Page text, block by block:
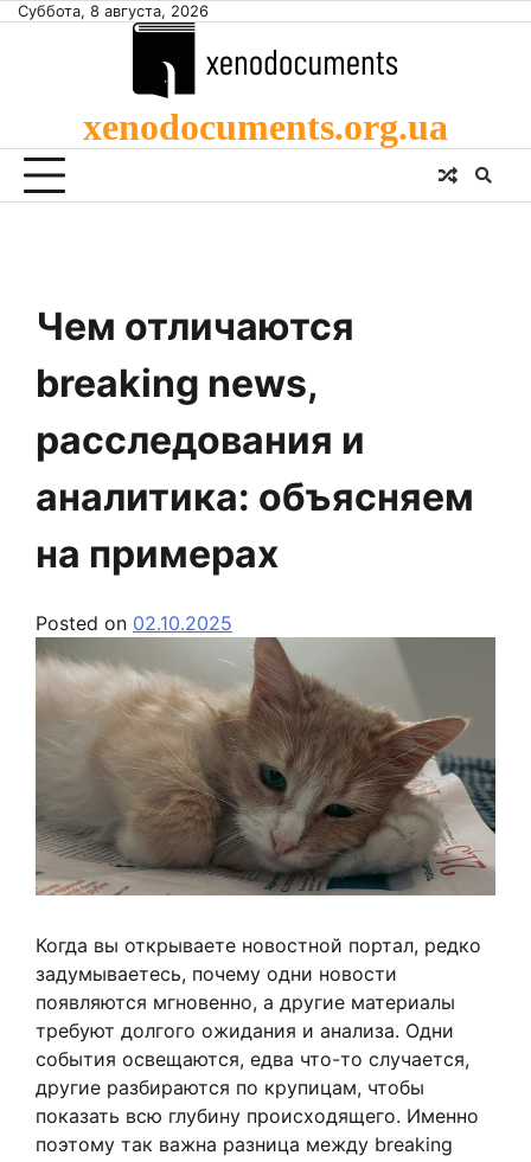
SkipСуббота, 8 августа, 2026
xenodocuments.org.ua
Чем отличаются
breaking news,
расследования и
аналитика: объясняем
на примерах
Posted on 02.10.2025
Когда вы открываете новостной портал, редко
задумываетесь, почему одни новости
появляются мгновенно, а другие материалы
требуют долгого ожидания и анализа. Одни
события освещаются, едва что-то случается,
другие разбираются по крупицам, чтобы
показать всю глубину происходящего. Именно
поэтому так важна разница между breaking